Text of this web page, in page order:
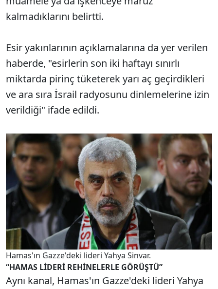
kalmadıklarını belirtti.
Esir yakınlarının açıklamalarına da yer verilen
haberde, "esirlerin son iki haftayı sınırlı
miktarda pirinç tüketerek yarı aç geçirdikleri
ve ara sıra İsrail radyosunu dinlemelerine izin
verildiği" ifade edildi.
Hamas'ın Gazze'deki lideri Yahya Sinvar.
“HAMAS LİDERİ REHİNELERLE GÖRÜŞTÜ”
Aynı kanal, Hamas'ın Gazze'deki lideri Yahya